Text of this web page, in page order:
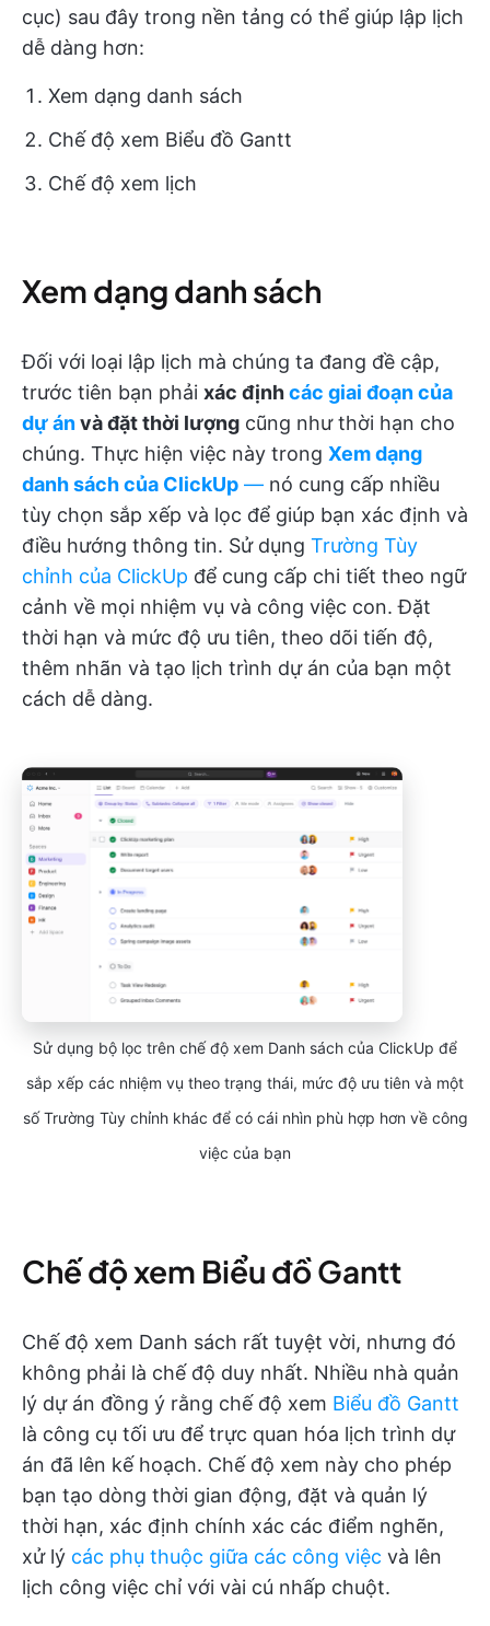
cục) sau đây trong nền tảng có thể giúp lập lịch
dễ dàng hơn:
Xem dạng danh sách
Chế độ xem Biểu đồ Gantt
Chế độ xem lịch
Xem dạng danh sách
Đối với loại lập lịch mà chúng ta đang đề cập,
trước tiên bạn phải xác địnhcác giai đoạn của
dự ánvà đặt thời lượng cũng như thời hạn cho
chúng. Thực hiện việc này trong Xem dạng
danh sách của ClickUp — nó cung cấp nhiều
tùy chọn sắp xếp và lọc để giúp bạn xác định và
điều hướng thông tin. Sử dụng Trường Tùy
chỉnh của ClickUp để cung cấp chi tiết theo ngữ
cảnh về mọi nhiệm vụ và công việc con. Đặt
thời hạn và mức độ ưu tiên, theo dõi tiến độ,
thêm nhãn và tạo lịch trình dự án của bạn một
cách dễ dàng.
Sử dụng bộ lọc trên chế độ xem Danh sách của ClickUp để
sắp xếp các nhiệm vụ theo trạng thái, mức độ ưu tiên và một
số Trường Tùy chỉnh khác để có cái nhìn phù hợp hơn về công
việc của bạn
Chế độ xem Biểu đồ Gantt
Chế độ xem Danh sách rất tuyệt vời, nhưng đó
không phải là chế độ duy nhất. Nhiều nhà quản
lý dự án đồng ý rằng chế độ xem Biểu đồ Gantt
là công cụ tối ưu để trực quan hóa lịch trình dự
án đã lên kế hoạch. Chế độ xem này cho phép
bạn tạo dòng thời gian động, đặt và quản lý
thời hạn, xác định chính xác các điểm nghẽn,
xử lý các phụ thuộc giữa các công việc và lên
lịch công việc chỉ với vài cú nhấp chuột.